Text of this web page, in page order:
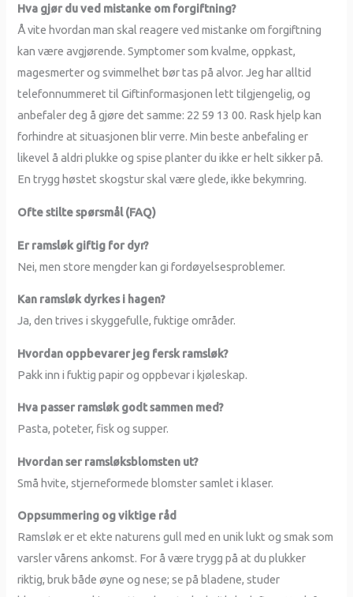
Hva gjør du ved mistanke om forgiftning?
Å vite hvordan man skal reagere ved mistanke om forgiftning
kan være avgjørende. Symptomer som kvalme, oppkast,
magesmerter og svimmelhet bør tas på alvor. Jeg har alltid
telefonnummeret til Giftinformasjonen lett tilgjengelig, og
anbefaler deg å gjøre det samme: 22 59 13 00. Rask hjelp kan
forhindre at situasjonen blir verre. Min beste anbefaling er
likevel å aldri plukke og spise planter du ikke er helt sikker på.
En trygg høstet skogstur skal være glede, ikke bekymring.
Ofte stilte spørsmål (FAQ)
Er ramsløk giftig for dyr?
Nei, men store mengder kan gi fordøyelsesproblemer.
Kan ramsløk dyrkes i hagen?
Ja, den trives i skyggefulle, fuktige områder.
Hvordan oppbevarer jeg fersk ramsløk?
Pakk inn i fuktig papir og oppbevar i kjøleskap.
Hva passer ramsløk godt sammen med?
Pasta, poteter, fisk og supper.
Hvordan ser ramsløksblomsten ut?
Små hvite, stjerneformede blomster samlet i klaser.
Oppsummering og viktige råd
Ramsløk er et ekte naturens gull med en unik lukt og smak som
varsler vårens ankomst. For å være trygg på at du plukker
riktig, bruk både øyne og nese; se på bladene, studer